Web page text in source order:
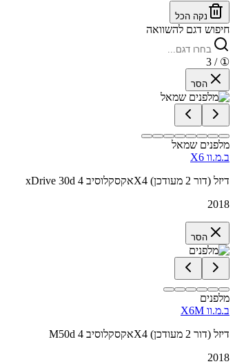
נקה הכל
חיפוש דגם להשוואה
①
/ 3
הסר
מלפנים שמאל
ב.מ.וו X6
xDrive 30d אקסקלוסיב 4X4 דיזל (דור 2 מעודכן)
2018
הסר
מלפנים
ב.מ.וו X6M
M50d אקסקלוסיב 4X4 דיזל (דור 2 מעודכן)
2018